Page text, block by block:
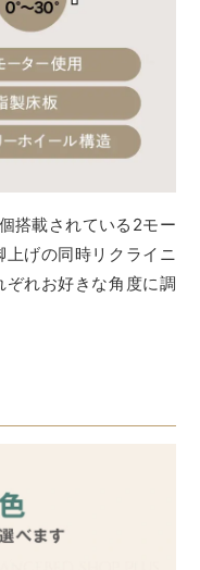
搭載されている2モー
げの同時リクライニ
ぞれお好きな角度に調